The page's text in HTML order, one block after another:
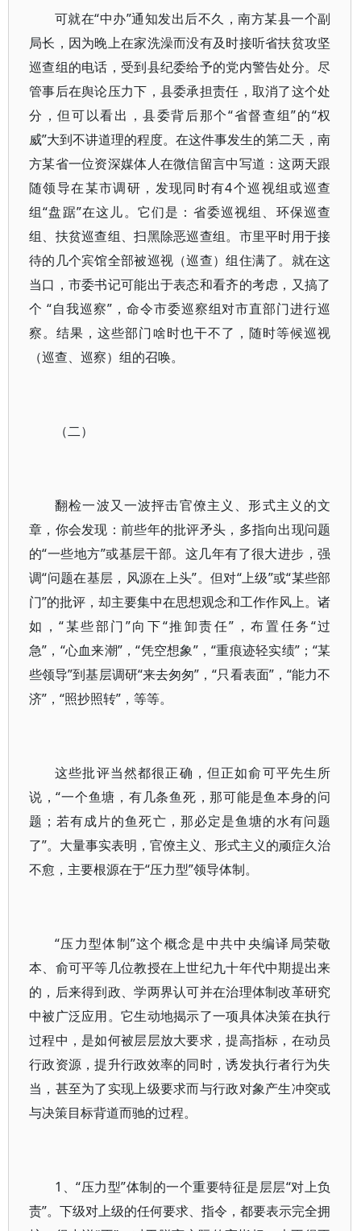
可就在“中办”通知发出后不久，南方某县一个副
局长，因为晚上在家洗澡而没有及时接听省扶贫攻坚
巡查组的电话，受到县纪委给予的党内警告处分。尽
管事后在舆论压力下，县委承担责任，取消了这个处
分，但可以看出，县委背后那个“省督查组”的“权
威”大到不讲道理的程度。在这件事发生的第二天，南
方某省一位资深媒体人在微信留言中写道：这两天跟
随领导在某市调研，发现同时有4个巡视组或巡查
组“盘踞”在这儿。它们是：省委巡视组、环保巡查
组、扶贫巡查组、扫黑除恶巡查组。市里平时用于接
待的几个宾馆全部被巡视（巡查）组住满了。就在这
当口，市委书记可能出于表态和看齐的考虑，又搞了
个 “自我巡察”，命令市委巡察组对市直部门进行巡
察。结果，这些部门啥时也干不了，随时等候巡视
（巡查、巡察）组的召唤。
（二）
翻检一波又一波抨击官僚主义、形式主义的文
章，你会发现：前些年的批评矛头，多指向出现问题
的“一些地方”或基层干部。这几年有了很大进步，强
调“问题在基层，风源在上头”。但对“上级”或“某些部
门”的批评，却主要集中在思想观念和工作作风上。诸
如，“某些部门”向下“推卸责任”，布置任务“过
急”，“心血来潮”，“凭空想象”，“重痕迹轻实绩”；“某
些领导”到基层调研“来去匆匆”，“只看表面”，“能力不
济”，“照抄照转”，等等。
这些批评当然都很正确，但正如俞可平先生所
说，“一个鱼塘，有几条鱼死，那可能是鱼本身的问
题；若有成片的鱼死亡，那必定是鱼塘的水有问题
了”。大量事实表明，官僚主义、形式主义的顽症久治
不愈，主要根源在于“压力型”领导体制。
“压力型体制”这个概念是中共中央编译局荣敬
本、俞可平等几位教授在上世纪九十年代中期提出来
的，后来得到政、学两界认可并在治理体制改革研究
中被广泛应用。它生动地揭示了一项具体决策在执行
过程中，是如何被层层放大要求，提高指标，在动员
行政资源，提升行政效率的同时，诱发执行者行为失
当，甚至为了实现上级要求而与行政对象产生冲突或
与决策目标背道而驰的过程。
1、“压力型”体制的一个重要特征是层层“对上负
责”。下级对上级的任何要求、指令，都要表示完全拥